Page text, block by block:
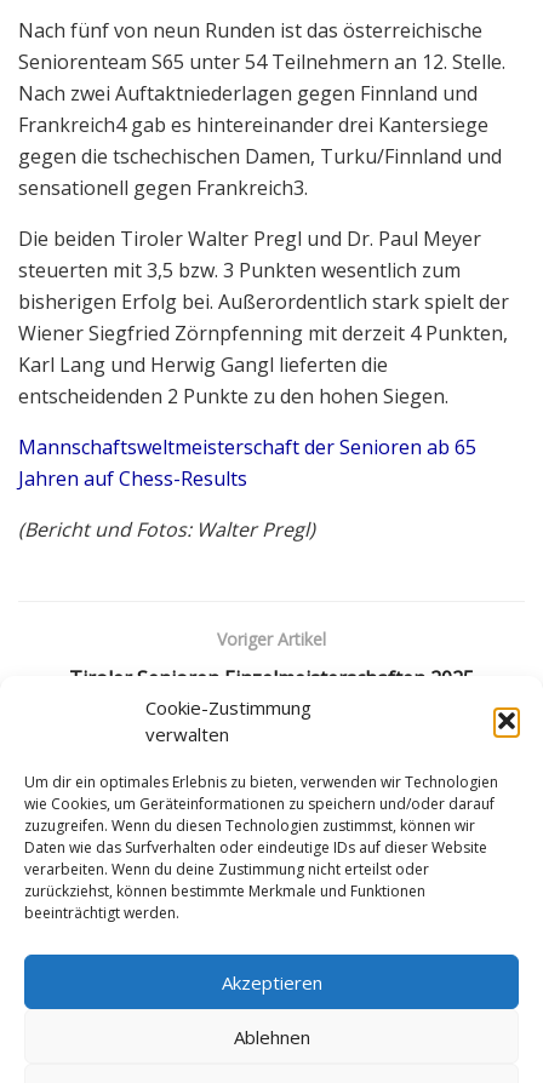
Cookie-Zustimmung
verwalten
Um dir ein optimales Erlebnis zu bieten, verwenden wir Technologien
wie Cookies, um Geräteinformationen zu speichern und/oder darauf
zuzugreifen. Wenn du diesen Technologien zustimmst, können wir
Daten wie das Surfverhalten oder eindeutige IDs auf dieser Website
verarbeiten. Wenn du deine Zustimmung nicht erteilst oder
zurückziehst, können bestimmte Merkmale und Funktionen
beeinträchtigt werden.
Akzeptieren
Ablehnen
Nach fünf von neun Runden ist das österreichische
Seniorenteam S65 unter 54 Teilnehmern an 12. Stelle.
Nach zwei Auftaktniederlagen gegen Finnland und
Frankreich4 gab es hintereinander drei Kantersiege
gegen die tschechischen Damen, Turku/Finnland und
sensationell gegen Frankreich3.
Die beiden Tiroler Walter Pregl und Dr. Paul Meyer
steuerten mit 3,5 bzw. 3 Punkten wesentlich zum
bisherigen Erfolg bei. Außerordentlich stark spielt der
Wiener Siegfried Zörnpfenning mit derzeit 4 Punkten,
Karl Lang und Herwig Gangl lieferten die
entscheidenden 2 Punkte zu den hohen Siegen.
Mannschaftsweltmeisterschaft der Senioren ab 65
Jahren auf Chess-Results
(Bericht und Fotos: Walter Pregl)
Voriger Artikel
Tiroler Senioren Einzelmeisterschaften 2025
Nächster Artikel
Impressum Datenschutzerklärung Cookie-Richtlinie (EU)